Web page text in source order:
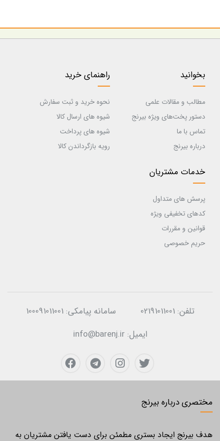
بخوانید
مطالب و مقالات علمی
دستور پخت‌های ویژه بیرنج
تماس با ما
درباره بیرنج
راهنمای خرید
نحوه خرید و ثبت سفارش
شیوه های ارسال کالا
شیوه های پرداخت
رویه بازگرداندن کالا
خدمات مشتریان
پرسش های متداول
کدهای تخفیفی ویژه
قوانین و مقررات
حریم خصوصی
تلفن:02191011001 سامانه پیامکی:100091011001
ایمیل:info@barenj.ir
مختصری درباره بیرنج
هدف بیرنج ایجاد بستری مطمئن برای دست یافتن مشتریان به